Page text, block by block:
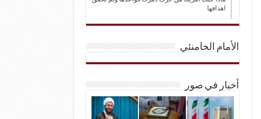
اهدافها
الأمام الخامنئي
أخبار في صور